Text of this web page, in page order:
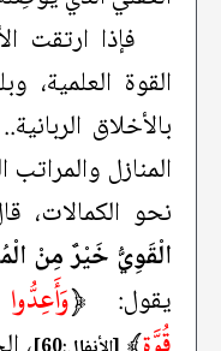
فإذا ارتقت
القوة العلمية،
بالأخلاق
المنازل
نحو
الْقَوِيُّ خَيْرٌ مِنْ
يقول: ﴿